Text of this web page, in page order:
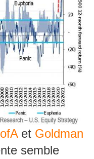
et Goldman
semble